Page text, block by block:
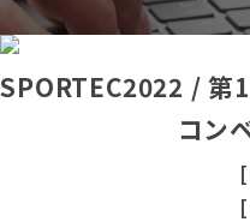
SPORTEC2022 / 第
コン